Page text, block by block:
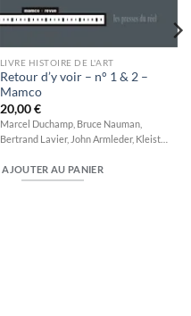
LIVRE HISTOIRE DE L'ART
Retour d’y voir – n° 1 & 2 –
Mamco
20,00€
Marcel Duchamp, Bruce Nauman,
Bertrand Lavier, John Armleder, Kleist…
AJOUTER AU PANIER